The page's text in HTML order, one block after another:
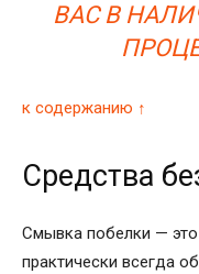
ВАС В
к содержанию ↑
Средства
Смывка побелки —
практически всегда